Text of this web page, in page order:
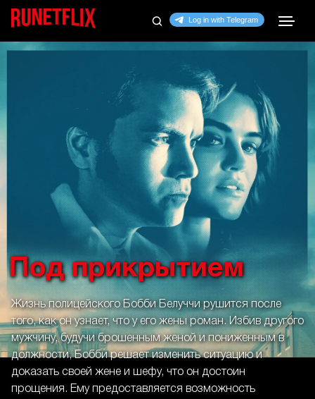
Под прикрытием
Жизнь полицейского Бобби Белуччи рушится после
того, как он узнает, что у его жены роман. Избив другого
мужчину, будучи брошенным женой и пониженным в
должности, Бобби решает изменить ситуацию и
доказать своей жене и шефу, что он достоин
прощения. Ему предоставляется возможность